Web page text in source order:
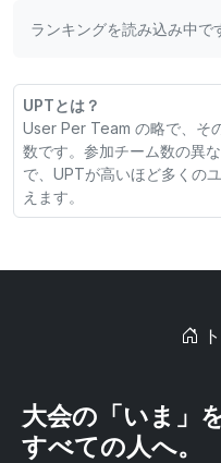
ランキングを読み込み中で
UPTとは？
User Per Team の略で、そ
数です。参加チーム数の異
で、UPTが高いほど多くの
えます。
大会の「いま」を
すべての人へ。